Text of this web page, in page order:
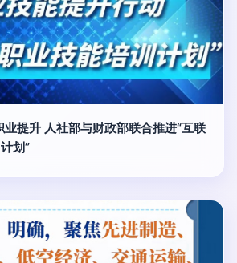
提升 人社部与财政部联合推进“互联
划”